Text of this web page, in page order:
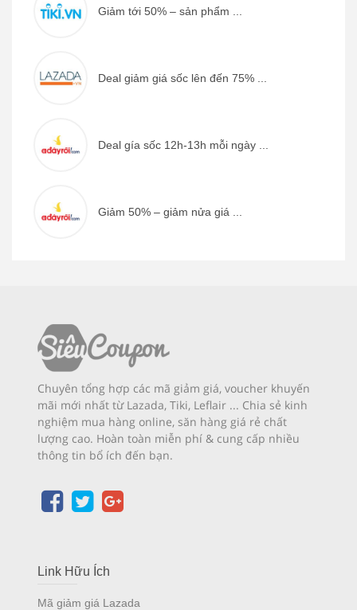
Giảm tới 50% – sản phẩm ...
Deal giảm giá sốc lên đến 75% ...
Deal gía sốc 12h-13h mỗi ngày ...
Giảm 50% – giảm nửa giá ...
Chuyên tổng hợp các mã giảm giá, voucher khuyến
mãi mới nhất từ Lazada, Tiki, Leflair ... Chia sẻ kinh
nghiệm mua hàng online, săn hàng giá rẻ chất
lượng cao. Hoàn toàn miễn phí & cung cấp nhiều
thông tin bổ ích đến bạn.
Link Hữu Ích
Mã giảm giá Lazada